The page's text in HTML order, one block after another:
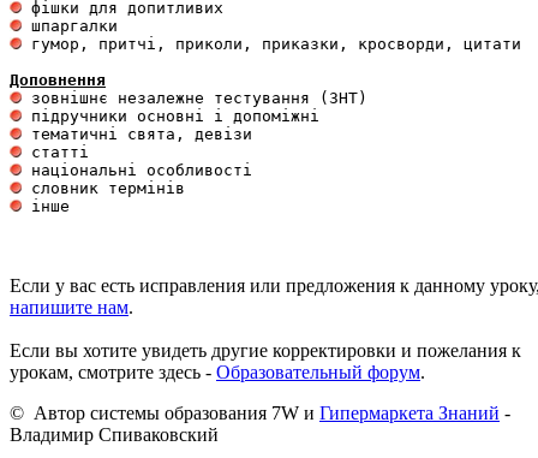
гумор, притчі, приколи, приказки, кросворди, цитати
Доповнення
Если у вас есть исправления или предложения к данному
напишите нам.
Если вы хотите увидеть другие корректировки и пожелания к
урокам, смотрите здесь - Образовательный форум.
© Автор системы образования 7W и Гипермаркета Знаний -
Владимир Спиваковский